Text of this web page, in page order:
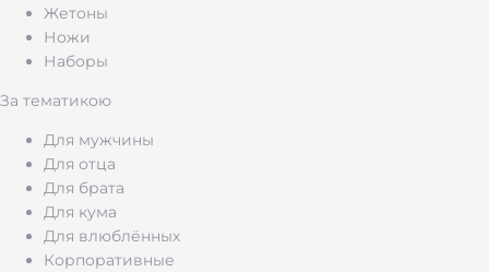
Жетоны
Ножи
Наборы
За тематикою
Для мужчины
Для отца
Для брата
Для кума
Для влюблённых
Корпоративные